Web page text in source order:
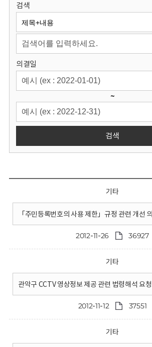
원
회
검색
의결일
~
검색
기타
「주민등록번호의 사용 제한」규정 관련 개선
2012-11-26 36927
기타
관악구 CCTV 영상정보 제공 관련 법령해석 요
2012-11-12 37551
기타